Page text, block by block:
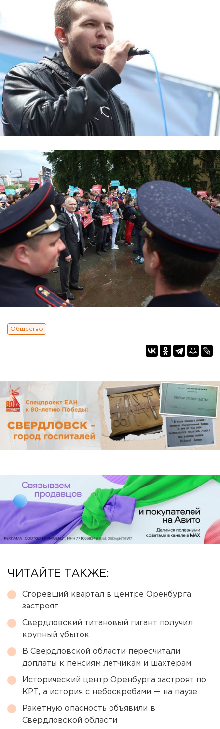
Общество
ЧИТАЙТЕ ТАКЖЕ:
Сгоревший квартал в центре Оренбурга
застроят
Свердловский титановый гигант получил
крупный убыток
В Свердловской области пересчитали
доплаты к пенсиям летчикам и шахтерам
Исторический центр Оренбурга застроят по
КРТ, а история с небоскребами — на паузе
Ракетную опасность объявили в
Свердловской области